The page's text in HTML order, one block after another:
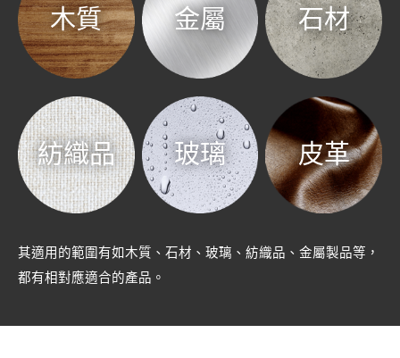
木質 金屬 石材
紡織品 玻璃 皮革
其適用的範圍有如木質、石材、玻璃、紡織品、金屬製品等，
都有相對應適合的產品。